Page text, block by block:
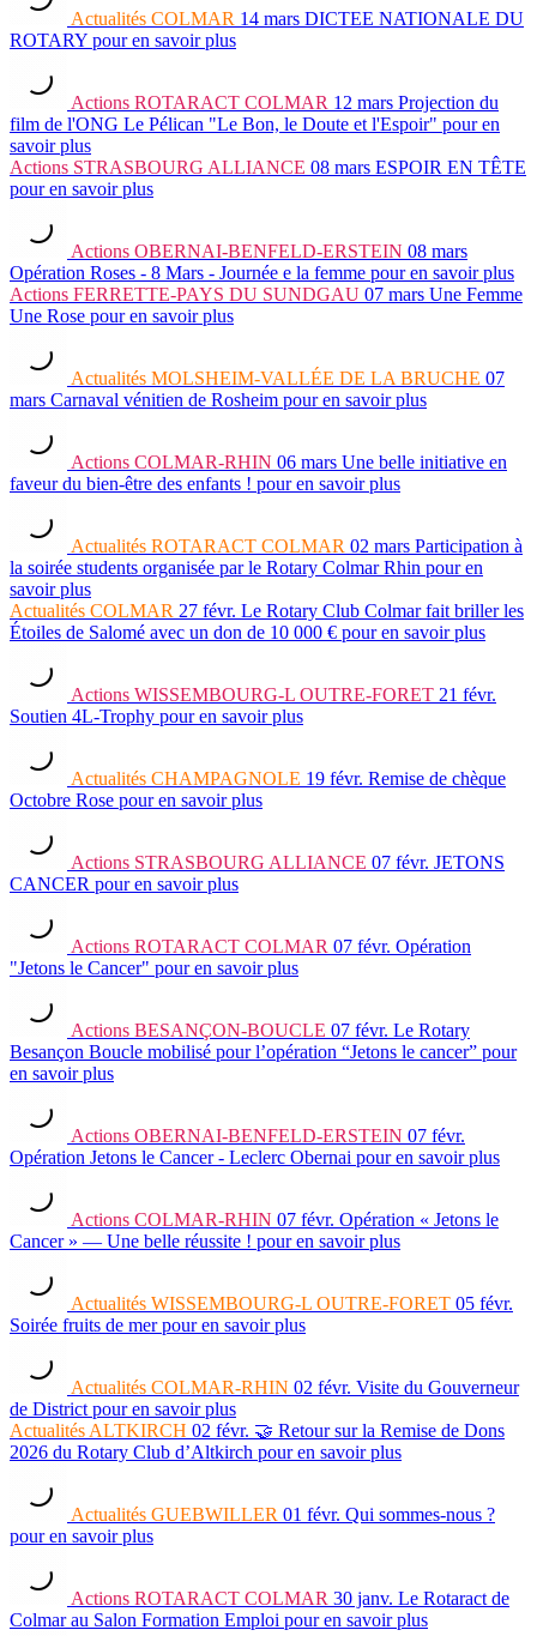
Actualités COLMAR 14 mars DICTEE NATIONALE DU
ROTARY pour en savoir plus
Actions ROTARACT COLMAR 12 mars Projection du
film de l'ONG Le Pélican "Le Bon, le Doute et l'Espoir" pour en
savoir plus
Actions STRASBOURG ALLIANCE 08 mars ESPOIR EN TÊTE
pour en savoir plus
Actions OBERNAI-BENFELD-ERSTEIN 08 mars
Opération Roses - 8 Mars - Journée e la femme pour en savoir plus
Actions FERRETTE-PAYS DU SUNDGAU 07 mars Une Femme
Une Rose pour en savoir plus
Actualités MOLSHEIM-VALLÉE DE LA BRUCHE 07
mars Carnaval vénitien de Rosheim pour en savoir plus
Actions COLMAR-RHIN 06 mars Une belle initiative en
faveur du bien-être des enfants ! pour en savoir plus
Actualités ROTARACT COLMAR 02 mars Participation à
la soirée students organisée par le Rotary Colmar Rhin pour en
savoir plus
Actualités COLMAR 27 févr. Le Rotary Club Colmar fait briller les
Étoiles de Salomé avec un don de 10 000 € pour en savoir plus
Actions WISSEMBOURG-L OUTRE-FORET 21 févr.
Soutien 4L-Trophy pour en savoir plus
Actualités CHAMPAGNOLE 19 févr. Remise de chèque
Octobre Rose pour en savoir plus
Actions STRASBOURG ALLIANCE 07 févr. JETONS
CANCER pour en savoir plus
Actions ROTARACT COLMAR 07 févr. Opération
"Jetons le Cancer" pour en savoir plus
Actions BESANÇON-BOUCLE 07 févr. Le Rotary
Besançon Boucle mobilisé pour l’opération “Jetons le cancer” pour
en savoir plus
Actions OBERNAI-BENFELD-ERSTEIN 07 févr.
Opération Jetons le Cancer - Leclerc Obernai pour en savoir plus
Actions COLMAR-RHIN 07 févr. Opération « Jetons le
Cancer » — Une belle réussite ! pour en savoir plus
Actualités WISSEMBOURG-L OUTRE-FORET 05 févr.
Soirée fruits de mer pour en savoir plus
Actualités COLMAR-RHIN 02 févr. Visite du Gouverneur
de District pour en savoir plus
Actualités ALTKIRCH 02 févr. 🤝 Retour sur la Remise de Dons
2026 du Rotary Club d’Altkirch pour en savoir plus
Actualités GUEBWILLER 01 févr. Qui sommes-nous ?
pour en savoir plus
Actions ROTARACT COLMAR 30 janv. Le Rotaract de
Colmar au Salon Formation Emploi pour en savoir plus